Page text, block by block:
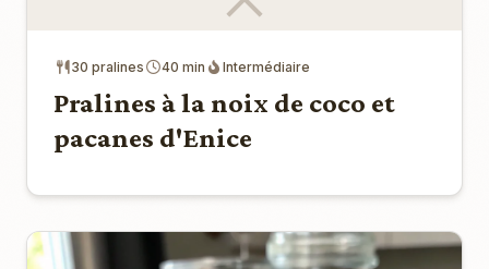
30 pralines 40 min Intermédiaire
Pralines à la noix de coco et
pacanes d'Enice